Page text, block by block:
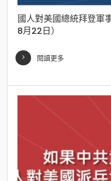
國人對美國總統拜登軍
8月22日）
閱讀更多